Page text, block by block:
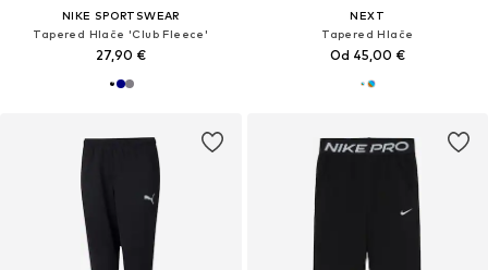
NIKE SPORTSWEAR
Tapered Hlače 'Club Fleece'
27,90 €
NEXT
Tapered Hlače
Od 45,00 €